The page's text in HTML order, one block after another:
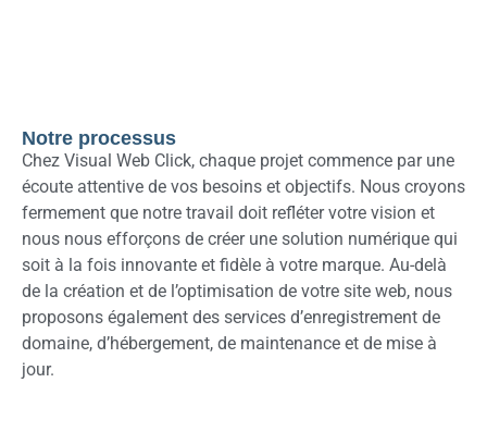
Notre processus
Chez Visual Web Click, chaque projet commence par une
écoute attentive de vos besoins et objectifs. Nous croyons
fermement que notre travail doit refléter votre vision et
nous nous efforçons de créer une solution numérique qui
soit à la fois innovante et fidèle à votre marque. Au-delà
de la création et de l’optimisation de votre site web, nous
proposons également des services d’enregistrement de
domaine, d’hébergement, de maintenance et de mise à
jour.